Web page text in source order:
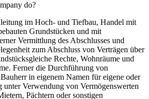
do?
im Hoch- und Tiefbau, Handel mit
Grundstücken und mit
Vermittlung des Abschlusses und
zum Abschluss von Verträgen über
Rechte, Wohnräume und
Ferner die Durchführung von
in eigenem Namen für eigene oder
unter Verwendung von Vermögenswerten
Pächtern oder sonstigen